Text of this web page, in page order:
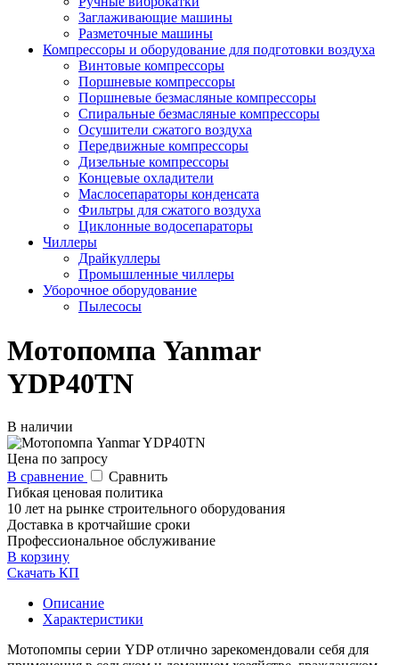
Заглаживающие машины
Разметочные машины
Компрессоры и оборудование для подготовки воздуха
Винтовые компрессоры
Поршневые компрессоры
Поршневые безмасляные компрессоры
Спиральные безмасляные компрессоры
Осушители сжатого воздуха
Передвижные компрессоры
Дизельные компрессоры
Концевые охладители
Маслосепараторы конденсата
Фильтры для сжатого воздуха
Циклонные водосепараторы
Чиллеры
Драйкуллеры
Промышленные чиллеры
Уборочное оборудование
Пылесосы
Мотопомпа Yanmar
YDP40TN
В наличии
Цена по запросу
В сравнение
Сравнить
Гибкая ценовая политика
10 лет на рынке строительного оборудования
Доставка в кротчайшие сроки
Профессиональное обслуживание
В корзину
Скачать КП
Описание
Характеристики
Мотопомпы серии YDP отлично зарекомендовали себя для